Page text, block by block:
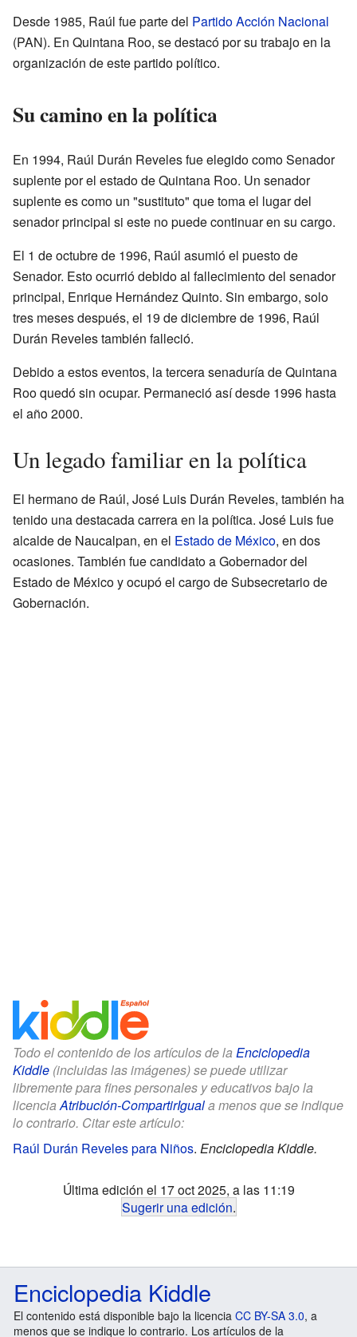
Desde 1985, Raúl fue parte del Partido Acción Nacional
(PAN). En Quintana Roo, se destacó por su trabajo en la
organización de este partido político.
Su camino en la política
En 1994, Raúl Durán Reveles fue elegido como Senador
suplente por el estado de Quintana Roo. Un senador
suplente es como un "sustituto" que toma el lugar del
senador principal si este no puede continuar en su cargo.
El 1 de octubre de 1996, Raúl asumió el puesto de
Senador. Esto ocurrió debido al fallecimiento del senador
principal, Enrique Hernández Quinto. Sin embargo, solo
tres meses después, el 19 de diciembre de 1996, Raúl
Durán Reveles también falleció.
Debido a estos eventos, la tercera senaduría de Quintana
Roo quedó sin ocupar. Permaneció así desde 1996 hasta
el año 2000.
Un legado familiar en la política
El hermano de Raúl, José Luis Durán Reveles, también ha
tenido una destacada carrera en la política. José Luis fue
alcalde de Naucalpan, en el Estado de México, en dos
ocasiones. También fue candidato a Gobernador del
Estado de México y ocupó el cargo de Subsecretario de
Gobernación.
Todo el contenido de los artículos de la Enciclopedia
Kiddle (incluidas las imágenes) se puede utilizar
libremente para fines personales y educativos bajo la
licenciaAtribución-CompartirIguala menos que se indique
lo contrario. Citar este artículo:
Raúl Durán Reveles para Niños. Enciclopedia Kiddle.
Última edición el 17 oct 2025, a las 11:19
Sugerir una edición.
Enciclopedia Kiddle
El contenido está disponible bajo la licencia CC BY-SA 3.0, a
menos que se indique lo contrario. Los artículos de la